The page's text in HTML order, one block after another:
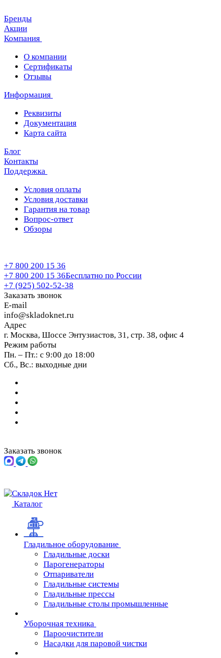
Бренды
Акции
Компания
О компании
Сертификаты
Отзывы
Информация
Реквизиты
Документация
Карта сайта
Блог
Контакты
Поддержка
Условия оплаты
Условия доставки
Гарантия на товар
Вопрос-ответ
Обзоры
+7 800 200 15 36
+7 800 200 15 36Бесплатно по России
+7 (925) 502-52-38
Заказать звонок
E-mail
info@skladoknet.ru
Адрес
г. Москва, Шоссе Энтузиастов, 31, стр. 38, офис 4
Режим работы
Пн. – Пт.: с 9:00 до 18:00
Сб., Вс.: выходные дни
Заказать звонок
Каталог
Гладильное оборудование
Гладильные доски
Парогенераторы
Отпариватели
Гладильные системы
Гладильные прессы
Гладильные столы промышленные
Уборочная техника
Пароочистители
Насадки для паровой чистки